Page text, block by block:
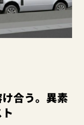
合う。異素